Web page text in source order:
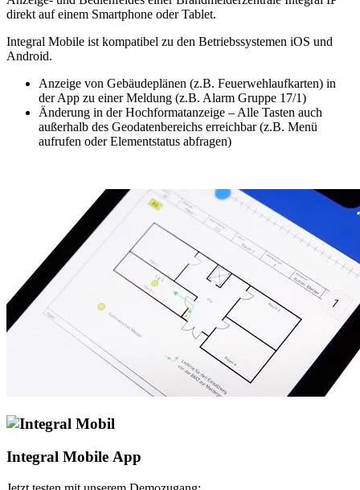
direkt auf einem Smartphone oder Tablet.
Integral Mobile ist kompatibel zu den Betriebssystemen iOS und
Android.
Anzeige von Gebäudeplänen (z.B. Feuerwehlaufkarten) in
der App zu einer Meldung (z.B. Alarm Gruppe 17/1)
Änderung in der Hochformatanzeige – Alle Tasten auch
außerhalb des Geodatenbereichs erreichbar (z.B. Menü
aufrufen oder Elementstatus abfragen)
Integral Mobile App